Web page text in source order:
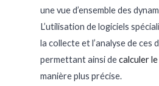
une vue d’ensemble des
L’utilisation de logiciels
la collecte et l’analyse de ces
permettant ainsi decalculer
manière plus précise.